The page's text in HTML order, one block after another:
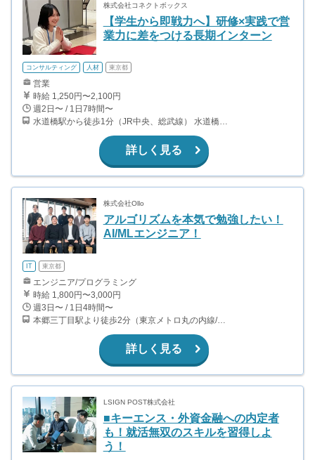
株式会社コネクトボックス
【学生から即戦力へ】研修×実践で営
業力に差をつける長期インターン
コンサルティング 人材 東京都
営業
時給 1,250円〜2,100円
週2日〜 / 1日7時間〜
水道橋駅から徒歩1分（JR中央、総武線） 水道橋駅から徒歩6分（都営三田線）
詳しく見る
株式会社Ollo
アルゴリズムを本気で勉強したい！
AI/MLエンジニア！
IT 東京都
エンジニア/プログラミング
時給 1,800円〜3,000円
週3日〜 / 1日4時間〜
本郷三丁目駅より徒歩2分（東京メトロ丸の内線/都営地下鉄大江戸線）
詳しく見る
LSIGN POST株式会社
■キーエンス・外資金融への内定者
も！就活無双のスキルを習得しよ
う！